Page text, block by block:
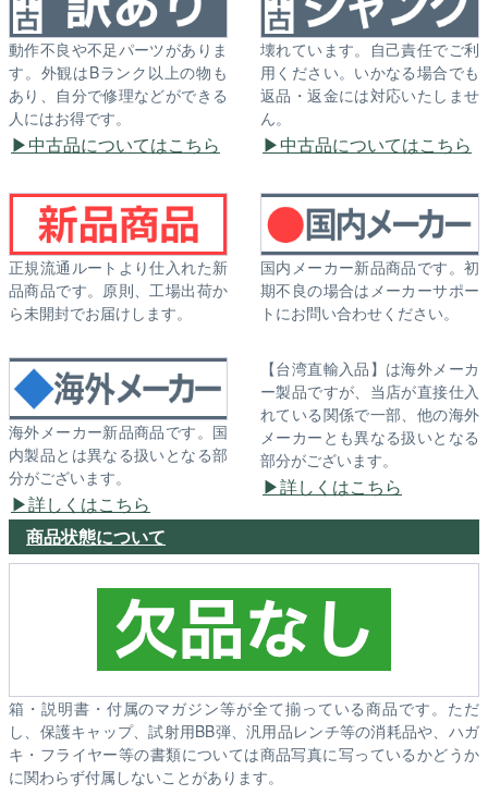
動作不良や不足パーツがありま
す。外観はBランク以上の物も
あり、自分で修理などができる
人にはお得です。
中古品についてはこちら
壊れています。自己責任でご利
用ください。いかなる場合でも
返品・返金には対応いたしませ
ん。
中古品についてはこちら
正規流通ルートより仕入れた新
品商品です。原則、工場出荷か
ら未開封でお届けします。
国内メーカー新品商品です。初
期不良の場合はメーカーサポー
トにお問い合わせください。
海外メーカー新品商品です。国
内製品とは異なる扱いとなる部
分がございます。
詳しくはこちら
【台湾直輸入品】は海外メーカ
ー製品ですが、当店が直接仕入
れている関係で一部、他の海外
メーカーとも異なる扱いとなる
部分がございます。
詳しくはこちら
商品状態について
箱・説明書・付属のマガジン等が全て揃っている商品です。ただ
し、保護キャップ、試射用BB弾、汎用品レンチ等の消耗品や、ハガ
キ・フライヤー等の書類については商品写真に写っているかどうか
に関わらず付属しないことがあります。